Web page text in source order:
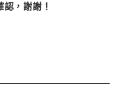
，謝謝！